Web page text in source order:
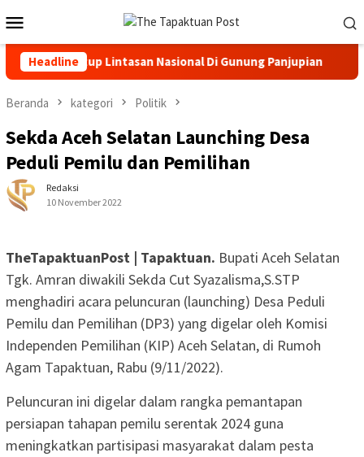
ke
kontenMobile
Headline
Lintasan Nasional Di Gunung Panjupian Angin
Beranda kategori Politik
Sekda Aceh Selatan Launching Desa
Peduli Pemilu dan Pemilihan
Redaksi
10 November 2022
TheTapaktuanPost | Tapaktuan. Bupati Aceh Selatan
Tgk. Amran diwakili Sekda Cut Syazalisma,S.STP
menghadiri acara peluncuran (launching) Desa Peduli
Pemilu dan Pemilihan (DP3) yang digelar oleh Komisi
Independen Pemilihan (KIP) Aceh Selatan, di Rumoh
Agam Tapaktuan, Rabu (9/11/2022).
Peluncuran ini digelar dalam rangka pemantapan
persiapan tahapan pemilu serentak 2024 guna
meningkatkan partisipasi masyarakat dalam pesta